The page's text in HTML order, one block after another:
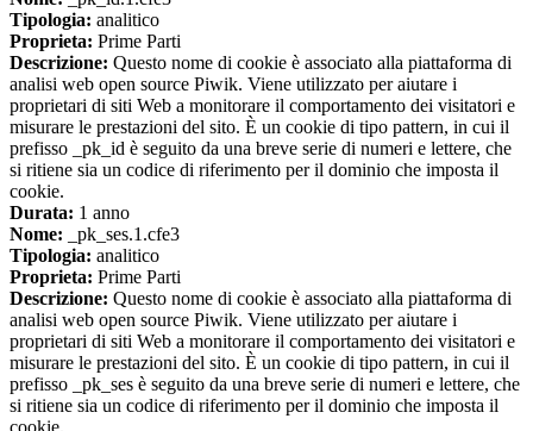
Tipologia: analitico
Proprieta: Prime Parti
Descrizione: Questo nome di cookie è associato alla piattaforma di
analisi web open source Piwik. Viene utilizzato per aiutare i
proprietari di siti Web a monitorare il comportamento dei visitatori e
misurare le prestazioni del sito. È un cookie di tipo pattern, in cui il
prefisso _pk_id è seguito da una breve serie di numeri e lettere, che
si ritiene sia un codice di riferimento per il dominio che imposta il
cookie.
Durata: 1 anno
Nome: _pk_ses.1.cfe3
Tipologia: analitico
Proprieta: Prime Parti
Descrizione: Questo nome di cookie è associato alla piattaforma di
analisi web open source Piwik. Viene utilizzato per aiutare i
proprietari di siti Web a monitorare il comportamento dei visitatori e
misurare le prestazioni del sito. È un cookie di tipo pattern, in cui il
prefisso _pk_ses è seguito da una breve serie di numeri e lettere, che
si ritiene sia un codice di riferimento per il dominio che imposta il